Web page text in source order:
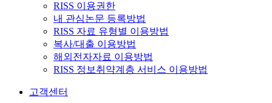
RISS 이용권한
내 관심논문 등록방법
RISS 자료 유형별 이용방법
복사/대출 이용방법
해외전자자료 이용방법
RISS 정보취약계층 서비스 이용방법
고객센터